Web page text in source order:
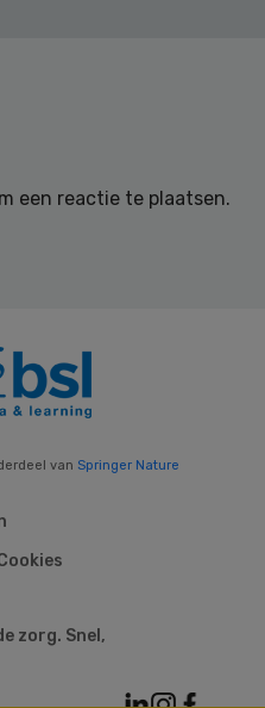
een reactie te plaatsen.
van Springer Nature
zorg. Snel,